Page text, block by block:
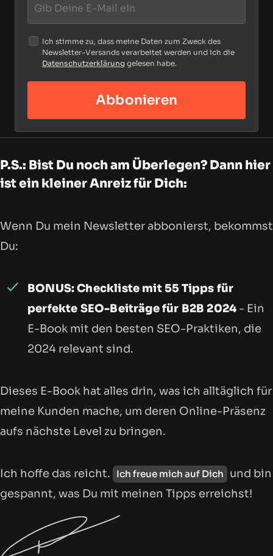
Ich stimme zu, dass meine Daten zum Zweck des
Newsletter-Versands verarbeitet werden und ich die
Datenschutzerklärung gelesen habe.
Abbonieren
P.S.: Bist Du noch am Überlegen? Dann hier
ist ein kleiner Anreiz für Dich:
Wenn Du mein Newsletter abbonierst, bekommst
Du:
BONUS: Checkliste mit 55 Tipps für
perfekte SEO-Beiträge für B2B 2024 - Ein
E-Book mit den besten SEO-Praktiken, die
2024 relevant sind.
Dieses E-Book hat alles drin, was ich alltäglich für
meine Kunden mache, um deren Online-Präsenz
aufs nächste Level zu bringen.
Ich hoffe das reicht. Ich freue mich auf Dich
und bin
gespannt, was Du mit meinen Tipps erreichst!